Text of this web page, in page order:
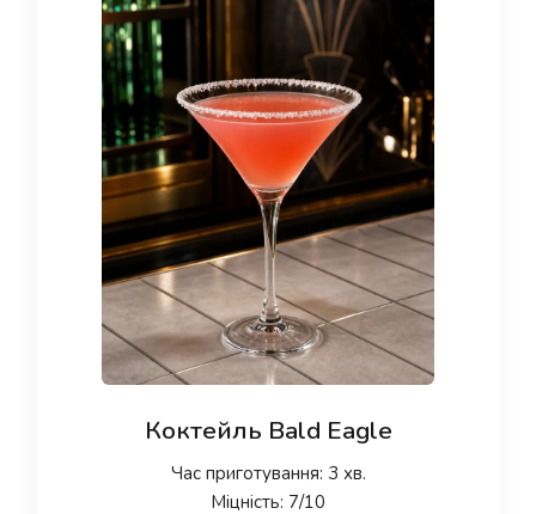
Коктейль Bald Eagle
Час приготування: 3 хв.
Міцність: 7/10